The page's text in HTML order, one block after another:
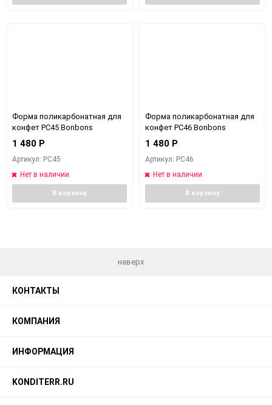
Форма поликарбонатная для
конфет PC45 Bonbons
1 480 Р
Артикул: PC45
Нет в наличии
В корзину
Форма поликарбонатная для
конфет PC46 Bonbons
1 480 Р
Артикул: PC46
Нет в наличии
В корзину
наверх
КОНТАКТЫ
КОМПАНИЯ
ИНФОРМАЦИЯ
KONDITERR.RU